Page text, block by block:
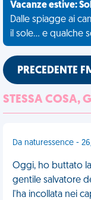
Vacanze estive:
Dalle spiagge ai
il sole... e qualche
PRECEDENTE
STESSA COSA,
Da naturessence -
Oggi, ho buttato
gentile salvatore
l'ha incollata nei